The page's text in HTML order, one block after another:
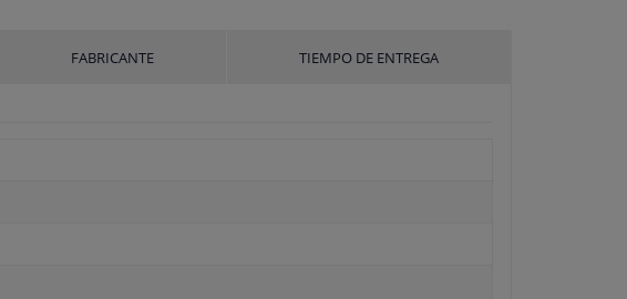
FABRICANTE TIEMPO DE ENTREGA